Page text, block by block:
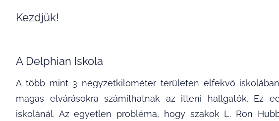
Kezdjük!
A Delphian Iskola
A több mint 3 négyzetkilométer területen elfekvő
magas elvárásokra számíthatnak az itteni hallgatók. Ez
iskolánál. Az egyetlen probléma, hogy szakok L. Ron